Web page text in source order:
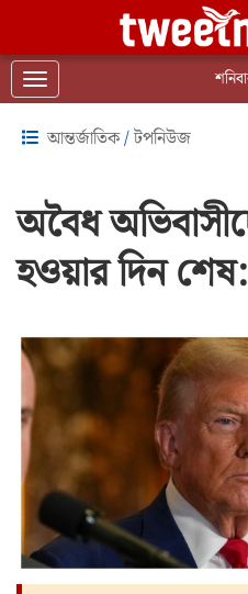
Toggle navigation
আন্তর্জাতিক/টপনিউজ
অবৈধ
হওয়ার দিন শেষ: